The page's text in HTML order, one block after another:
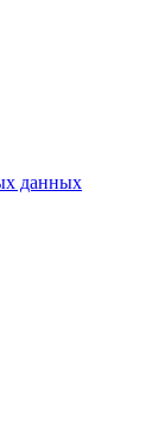
данных